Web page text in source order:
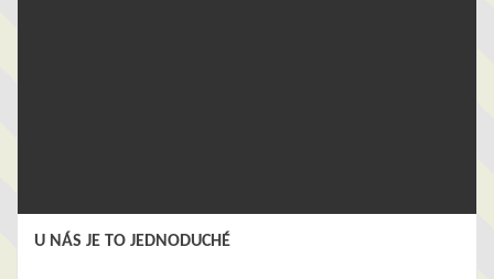
U NÁS JE TO JEDNODUCHÉ